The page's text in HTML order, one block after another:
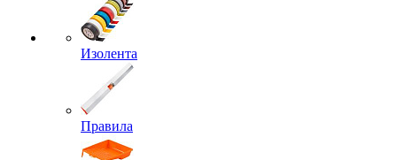
Изолента
Правила